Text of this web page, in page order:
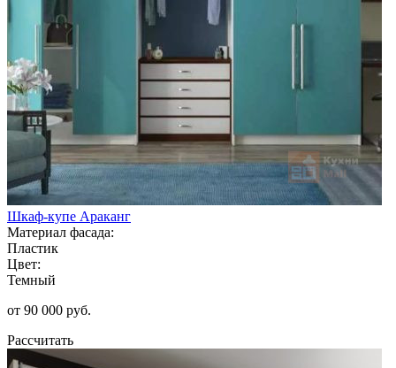
Шкаф-купе Араканг
Материал фасада:
Пластик
Цвет:
Темный
от 90 000 руб.
Рассчитать